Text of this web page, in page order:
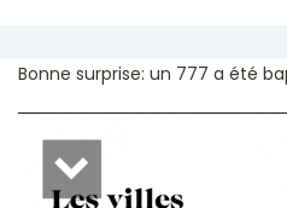
Bonne surprise: un 777 a été